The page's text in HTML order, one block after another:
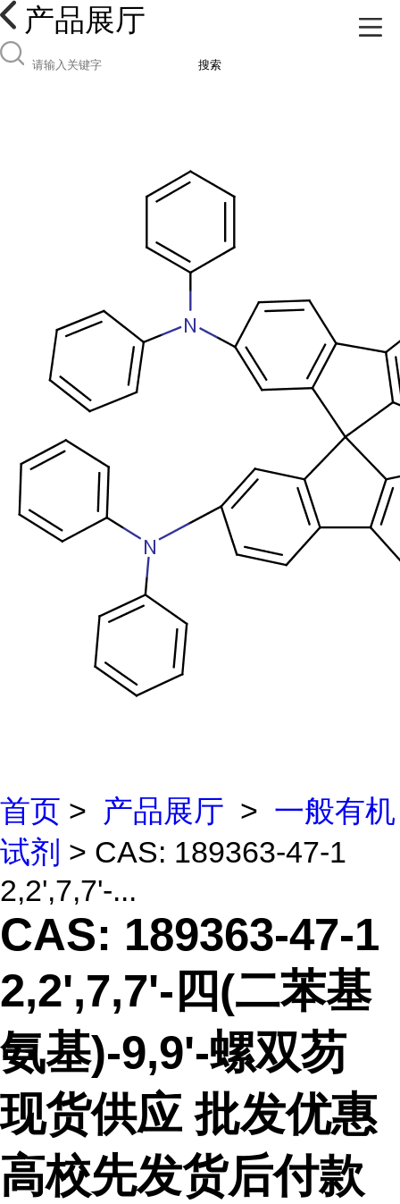
产品展厅
搜索
首页 > 产品展厅 > 一般有机
试剂 > CAS: 189363-47-1
2,2',7,7'-...
CAS: 189363-47-1
2,2',7,7'-四(二苯基
氨基)-9,9'-螺双芴
现货供应 批发优惠
高校先发货后付款